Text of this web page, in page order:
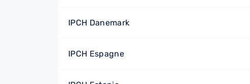
IPCH Danemark
IPCH Espagne